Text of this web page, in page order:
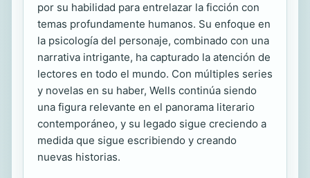
por su habilidad para entrelazar la ficción con
temas profundamente humanos. Su enfoque en
la psicología del personaje, combinado con una
narrativa intrigante, ha capturado la atención de
lectores en todo el mundo. Con múltiples series
y novelas en su haber, Wells continúa siendo
una figura relevante en el panorama literario
contemporáneo, y su legado sigue creciendo a
medida que sigue escribiendo y creando
nuevas historias.